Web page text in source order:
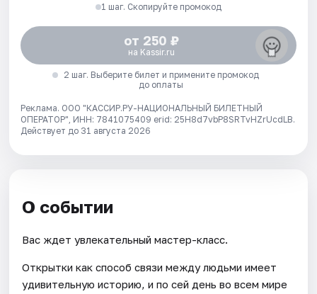
1 шаг. Скопируйте промокод
от 250 ₽
на Kassir.ru
2 шаг. Выберите билет и примените промокод
до оплаты
Реклама. ООО "КАССИР.РУ-НАЦИОНАЛЬНЫЙ БИЛЕТНЫЙ
ОПЕРАТОР", ИНН: 7841075409 erid: 25H8d7vbP8SRTvHZrUcdLB.
Действует до 31 августа 2026
О событии
Вас ждет увлекательный мастер-класс.
Открытки как способ связи между людьми имеет
удивительную историю, и по сей день во всем мире